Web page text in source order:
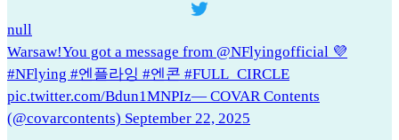
null
Warsaw!You got a message from @NFlyingofficial 💜
#NFlying #엔플라잉 #엔콘 #FULL_CIRCLE
pic.twitter.com/Bdun1MNPIz— COVAR Contents
(@covarcontents) September 22, 2025